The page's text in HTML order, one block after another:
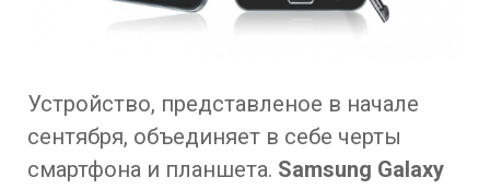
Устройство, представленое в начале
сентября, объединяет в себе черты
смартфона и планшета. Samsung Galaxy